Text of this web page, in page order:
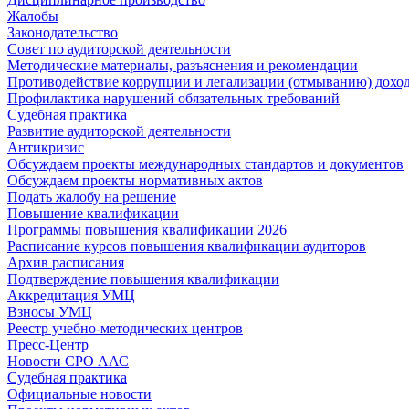
Жалобы
Законодательство
Совет по аудиторской деятельности
Методические материалы, разъяснения и рекомендации
Противодействие коррупции и легализации (отмыванию)
Профилактика нарушений обязательных требований
Судебная практика
Развитие аудиторской деятельности
Антикризис
Обсуждаем проекты международных стандартов и документов
Обсуждаем проекты нормативных актов
Подать жалобу на решение
Повышение квалификации
Программы повышения квалификации 2026
Расписание курсов повышения квалификации аудиторов
Архив расписания
Подтверждение повышения квалификации
Аккредитация УМЦ
Взносы УМЦ
Реестр учебно-методических центров
Пресс-Центр
Новости СРО ААС
Судебная практика
Официальные новости